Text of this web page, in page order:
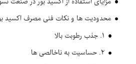
محدودیت ها و نکات فنی مصرف اکسید بور
۱. جذب رطوبت بالا
۲. حساسیت به ناخالصی ها